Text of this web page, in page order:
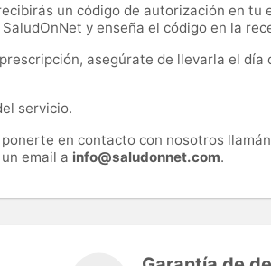
un código de autorización en tu
y enseña el código en la
asegúrate de llevarla el día
servicio.
en contacto con nosotros
email a info@saludonnet.com.